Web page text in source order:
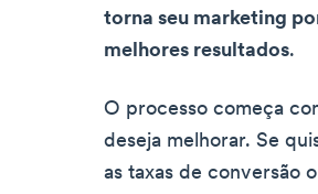
torna seu marketing
melhores resultados.
O processo começa
deseja melhorar. Se
as taxas de conversão